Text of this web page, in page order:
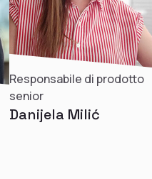
Responsabile di prodotto
senior
Danijela Milić